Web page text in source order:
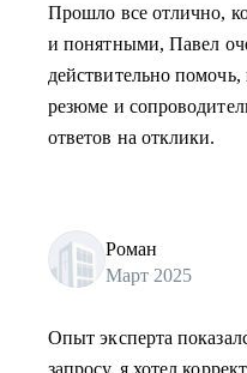
Прошло все отлично,
и понятными, Павел
действительно помочь,
резюме и
ответов на отклики.
Роман
Март 2025
Опыт эксперта
запросу, я хотел